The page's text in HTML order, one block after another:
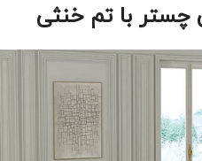
چستر با تم خنثی